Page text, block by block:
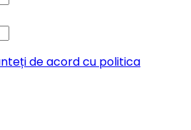
de acord cu politica